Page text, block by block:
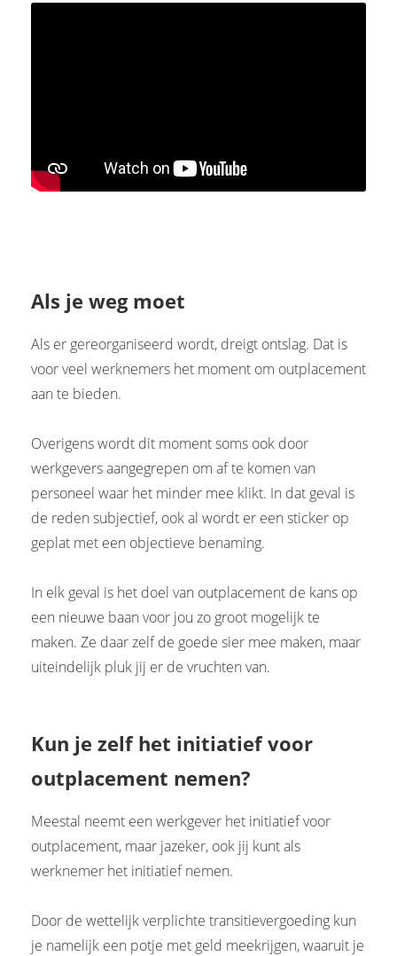
Als je weg moet
Als er gereorganiseerd wordt, dreigt ontslag. Dat is
voor veel werknemers het moment om outplacement
aan te bieden.
Overigens wordt dit moment soms ook door
werkgevers aangegrepen om af te komen van
personeel waar het minder mee klikt. In dat geval is
de reden subjectief, ook al wordt er een sticker op
geplat met een objectieve benaming.
In elk geval is het doel van outplacement de kans op
een nieuwe baan voor jou zo groot mogelijk te
maken. Ze daar zelf de goede sier mee maken, maar
uiteindelijk pluk jij er de vruchten van.
Kun je zelf het initiatief voor
outplacement nemen?
Meestal neemt een werkgever het initiatief voor
outplacement, maar jazeker, ook jij kunt als
werknemer het initiatief nemen.
Door de wettelijk verplichte transitievergoeding kun
je namelijk een potje met geld meekrijgen, waaruit je